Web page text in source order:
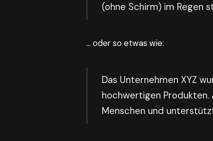
(ohne Schirm) im Regen
… oder so etwas wie:
Das Unternehmen XYZ
hochwertigen
Menschen und